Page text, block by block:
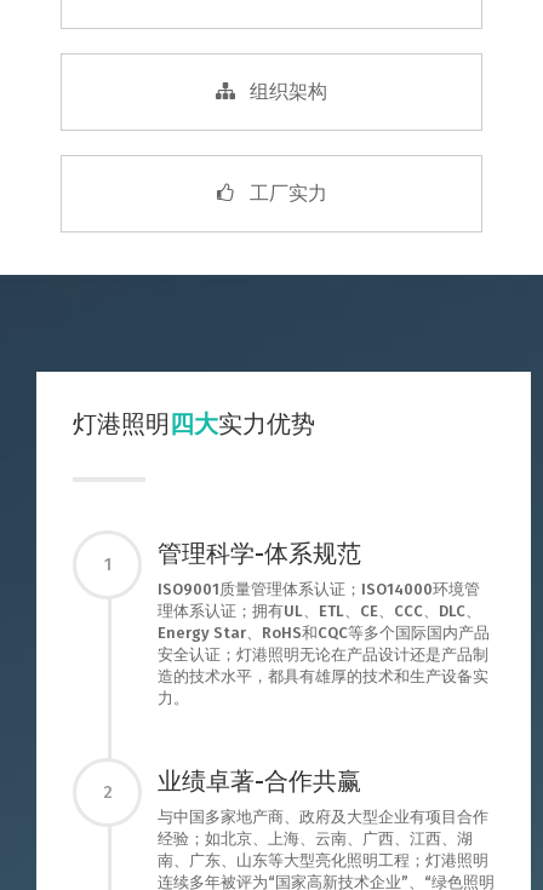
组织架构
工厂实力
灯港照明四大实力优势
1 管理科学-体系规范
ISO9001质量管理体系认证；ISO14000环境管
理体系认证；拥有UL、ETL、CE、CCC、DLC、
Energy Star、RoHS和CQC等多个国际国内产品
安全认证；灯港照明无论在产品设计还是产品制
造的技术水平，都具有雄厚的技术和生产设备实
力。
2 业绩卓著-合作共赢
与中国多家地产商、政府及大型企业有项目合作
经验；如北京、上海、云南、广西、江西、湖
南、广东、山东等大型亮化照明工程；灯港照明
连续多年被评为“国家高新技术企业”、“绿色照明